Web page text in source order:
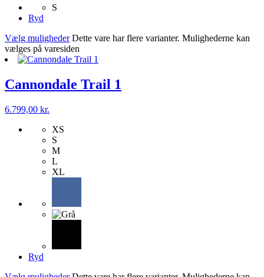
S
Ryd
Vælg muligheder Dette vare har flere varianter. Mulighederne kan
vælges på varesiden
Cannondale Trail 1
6.799,00 kr.
XS
S
M
L
XL
Ryd